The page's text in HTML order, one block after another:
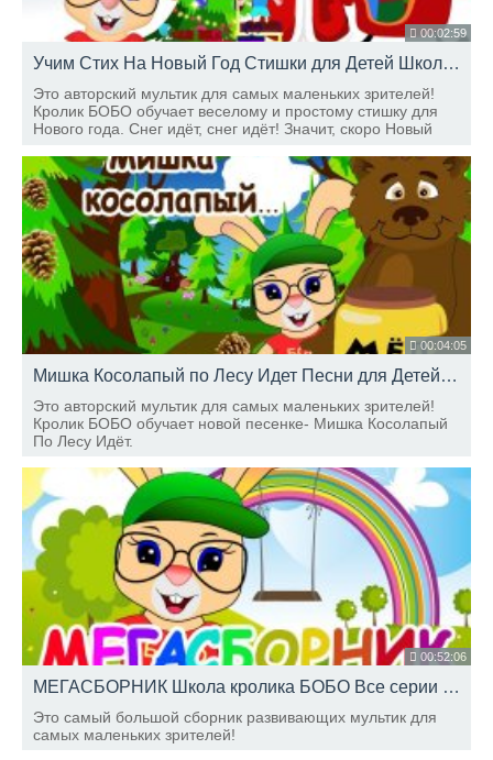
00:02:59
Учим Стих На Новый Год Стишки для Детей Школа Кролика БоБо
Это авторский мультик для самых маленьких зрителей!
Кролик БОБО обучает веселому и простому стишку для
Нового года. Снег идёт, снег идёт! Значит, скоро Новый
Учитесь вместе с кроликом Бобо)))
00:04:05
Мишка Косолапый по Лесу Идет Песни для Детей Развивающие Мультики ШКОЛА КРОЛИКА БОБО
Это авторский мультик для самых маленьких зрителей!
Кролик БОБО обучает новой песенке- Мишка Косолапый
По Лесу Идёт.
00:52:06
МЕГАСБОРНИК Школа кролика БОБО Все серии подряд Развивающие мультики ПОТЕШКИ, ПЕСЕНКИ, СТИШКИ
Это самый большой сборник развивающих мультик для
самых маленьких зрителей!